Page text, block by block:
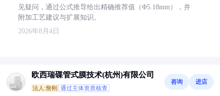
见疑问，通过公式推导给出精确推荐值（Φ5.18mm），并
附加工艺建议与扩展知识。
2026年8月4日
欧西瑞碟管式膜技术(杭州)有限公司
法人:詹刚 通过主体资质核查
咨询 进店